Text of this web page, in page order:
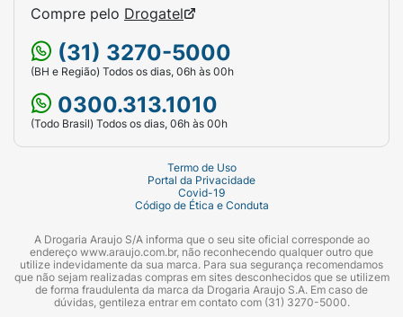
Compre pelo Drogatel
(31) 3270-5000
(BH e Região) Todos os dias, 06h às 00h
0300.313.1010
(Todo Brasil) Todos os dias, 06h às 00h
Termo de Uso
Portal da Privacidade
Covid-19
Código de Ética e Conduta
A Drogaria Araujo S/A informa que o seu site oficial corresponde ao
endereço www.araujo.com.br, não reconhecendo qualquer outro que
utilize indevidamente da sua marca. Para sua segurança recomendamos
que não sejam realizadas compras em sites desconhecidos que se utilizem
de forma fraudulenta da marca da Drogaria Araujo S.A. Em caso de
dúvidas, gentileza entrar em contato com (31) 3270-5000.